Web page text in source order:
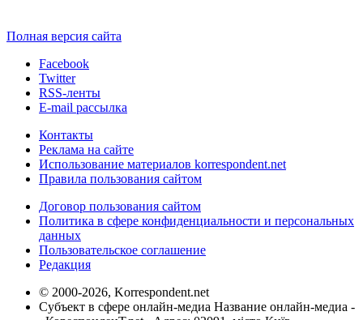
Полная версия сайта
Facebook
Twitter
RSS-ленты
E-mail рассылка
Контакты
Реклама на сайте
Использование материалов korrespondent.net
Правила пользования сайтом
Договор пользования сайтом
Политика в сфере конфиденциальности и персональных
данных
Пользовательское соглашение
Редакция
© 2000-2026, Korrespondent.net
Субъект в сфере онлайн-медиа Название онлайн-медиа -